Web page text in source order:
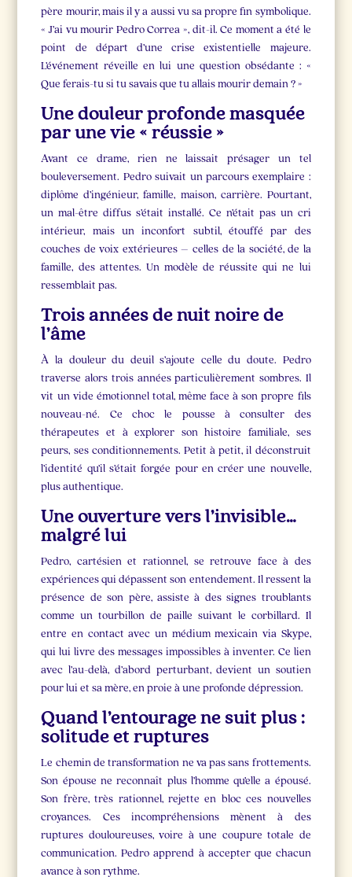
père mourir, mais il y a aussi vu sa propre fin symbolique.
« J’ai vu mourir Pedro Correa », dit-il. Ce moment a été le
point de départ d’une crise existentielle majeure.
L’événement réveille en lui une question obsédante : «
Que ferais-tu si tu savais que tu allais mourir demain ? »
Une douleur profonde masquée
par une vie « réussie »
Avant ce drame, rien ne laissait présager un tel
bouleversement. Pedro suivait un parcours exemplaire :
diplôme d’ingénieur, famille, maison, carrière. Pourtant,
un mal-être diffus s’était installé. Ce n’était pas un cri
intérieur, mais un inconfort subtil, étouffé par des
couches de voix extérieures – celles de la société, de la
famille, des attentes. Un modèle de réussite qui ne lui
ressemblait pas.
Trois années de nuit noire de
l’âme
À la douleur du deuil s’ajoute celle du doute. Pedro
traverse alors trois années particulièrement sombres. Il
vit un vide émotionnel total, même face à son propre fils
nouveau-né. Ce choc le pousse à consulter des
thérapeutes et à explorer son histoire familiale, ses
peurs, ses conditionnements. Petit à petit, il déconstruit
l’identité qu’il s’était forgée pour en créer une nouvelle,
plus authentique.
Une ouverture vers l’invisible…
malgré lui
Pedro, cartésien et rationnel, se retrouve face à des
expériences qui dépassent son entendement. Il ressent la
présence de son père, assiste à des signes troublants
comme un tourbillon de paille suivant le corbillard. Il
entre en contact avec un médium mexicain via Skype,
qui lui livre des messages impossibles à inventer. Ce lien
avec l’au-delà, d’abord perturbant, devient un soutien
pour lui et sa mère, en proie à une profonde dépression.
Quand l’entourage ne suit plus :
solitude et ruptures
Le chemin de transformation ne va pas sans frottements.
Son épouse ne reconnaît plus l’homme qu’elle a épousé.
Son frère, très rationnel, rejette en bloc ces nouvelles
croyances. Ces incompréhensions mènent à des
ruptures douloureuses, voire à une coupure totale de
communication. Pedro apprend à accepter que chacun
avance à son rythme.